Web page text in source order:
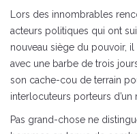
Lors des innombrables
acteurs politiques qui ont
nouveau siège du pouvoir,
avec une barbe de trois
son cache-cou de terrain
interlocuteurs porteurs d’un
Pas grand-chose ne